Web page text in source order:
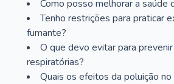
Como posso melhorar a saúde
Tenho restrições para praticar
fumante?
O que devo evitar para
respiratórias?
Quais os efeitos da poluição